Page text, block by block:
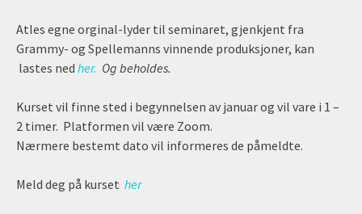
Atles egne orginal-lyder til seminaret, gjenkjent fra
Grammy- og Spellemanns vinnende produksjoner, kan
lastes ned her. Og beholdes.
Kurset vil finne sted i begynnelsen av januar og vil vare i 1 –
2 timer. Platformen vil være Zoom.
Nærmere bestemt dato vil informeres de påmeldte.
Meld deg på kurset her